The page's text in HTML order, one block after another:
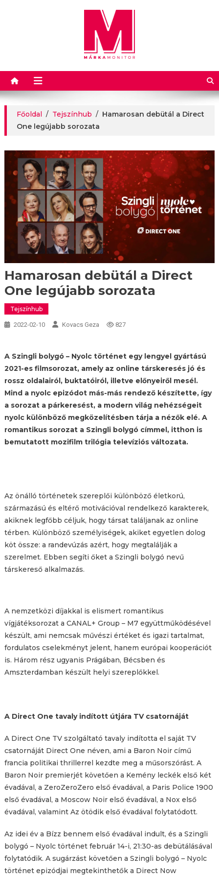
Márkamonitor
Főoldal / Tejszínhub / Hamarosan debütál a Direct
One legújabb sorozata
Hamarosan debütál a Direct
One legújabb sorozata
Tejszínhub
2022-02-10 Kovacs Geza 827
A Szingli bolygó – Nyolc történet egy lengyel gyártású
2021-es filmsorozat, amely az online társkeresés jó és
rossz oldalairól, buktatóiról, illetve előnyeiről mesél.
Mind a nyolc epizódot más-más rendező készítette, így
a sorozat a párkeresést, a modern világ nehézségeit
nyolc különböző megközelítésben tárja a nézők elé. A
romantikus sorozat a Szingli bolygó címmel, itthon is
bemutatott mozifilm trilógia televíziós változata.
Az önálló történetek szereplői különböző életkorú,
származású és eltérő motivációval rendelkező karakterek,
akiknek legfőbb céljuk, hogy társat találjanak az online
térben. Különböző személyiségek, akiket egyetlen dolog
köt össze: a randevúzás azért, hogy megtalálják a
szerelmet. Ebben segíti őket a Szingli bolygó nevű
társkereső alkalmazás.
A nemzetközi díjakkal is elismert romantikus
vígjátéksorozat a CANAL+ Group – M7 együttműködésével
készült, ami nemcsak művészi értéket és igazi tartalmat,
fordulatos cselekményt jelent, hanem európai kooperációt
is. Három rész ugyanis Prágában, Bécsben és
Amszterdamban készült helyi szereplőkkel.
A Direct One tavaly indított útjára TV csatornáját
A Direct One TV szolgáltató tavaly indította el saját TV
csatornáját Direct One néven, ami a Baron Noir című
francia politikai thrillerrel kezdte meg a műsorszórást. A
Baron Noir premierjét követően a Kemény leckék első két
évadával, a ZeroZeroZero első évadával, a Paris Police 1900
első évadával, a Moscow Noir első évadával, a Nox első
évadával, valamint Az ötödik első évadával folytatódott.
Az idei év a Bízz bennem első évadával indult, és a Szingli
bolygó – Nyolc történet február 14-i, 21:30-as debütálásával
folytatódik. A sugárzást követően a Szingli bolygó – Nyolc
történet epizódjai megtekinthetők a Direct Now